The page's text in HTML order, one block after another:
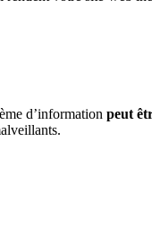
d’information peut